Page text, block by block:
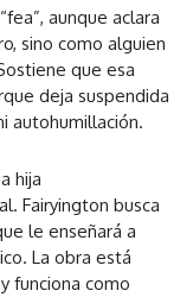
aunque aclara
sino como alguien
que esa
deja suspendida
autohumillación.
hija
Fairyington busca
le enseñará a
La obra está
funciona como